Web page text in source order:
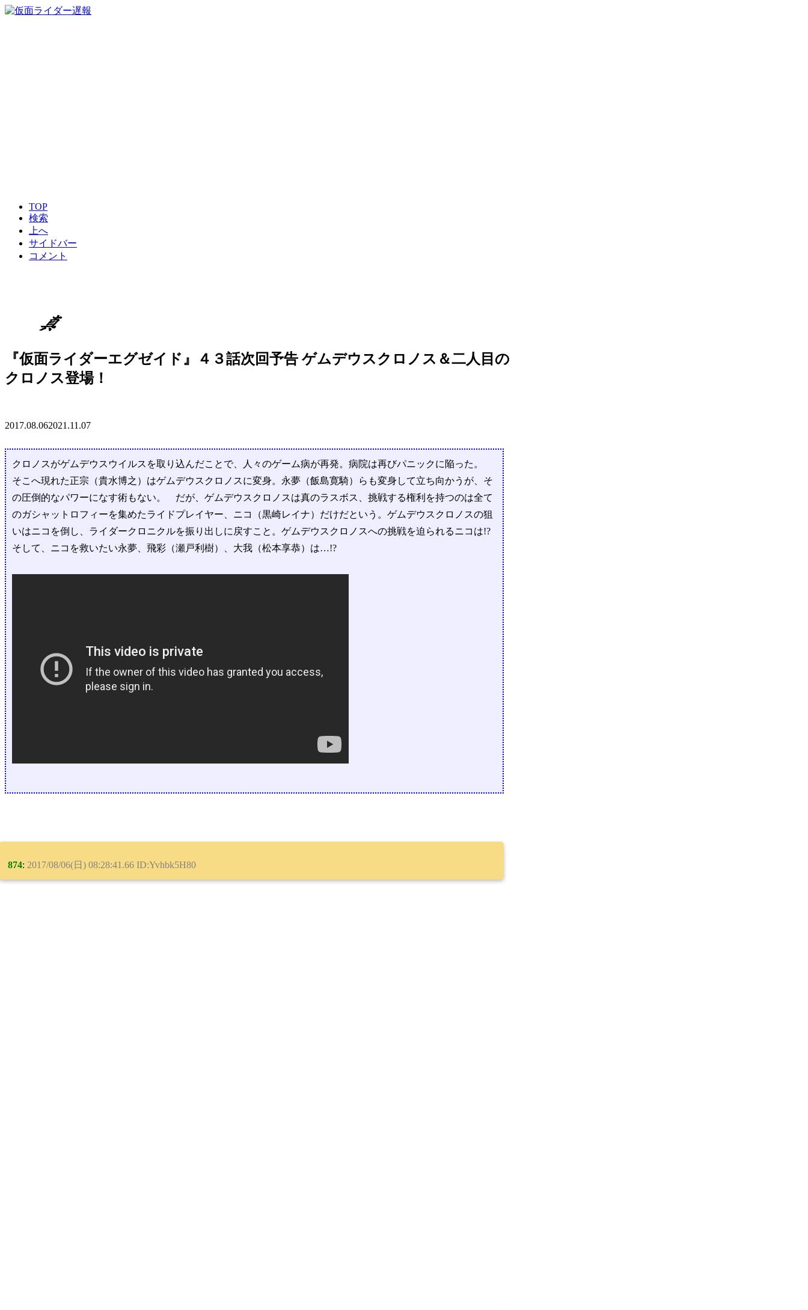
TOP
検索
上へ
サイドバー
コメント
『仮面ライダーエグゼイド』４３話次回予告 ゲムデウスクロノス＆二人目の
クロノス登場！
2017.08.062021.11.07
クロノスがゲムデウスウイルスを取り込んだことで、人々のゲーム病が再発。病院は再びパニックに陥った。
そこへ現れた正宗（貴水博之）はゲムデウスクロノスに変身。永夢（飯島寛騎）らも変身して立ち向かうが、そ
の圧倒的なパワーになす術もない。 だが、ゲムデウスクロノスは真のラスボス、挑戦する権利を持つのは全て
のガシャットロフィーを集めたライドプレイヤー、ニコ（黒崎レイナ）だけだという。ゲムデウスクロノスの狙
いはニコを倒し、ライダークロニクルを振り出しに戻すこと。ゲムデウスクロノスへの挑戦を迫られるニコは!?
そして、ニコを救いたい永夢、飛彩（瀬戸利樹）、大我（松本享恭）は…!?
874: 2017/08/06(日) 08:28:41.66 ID:Yvhbk5H80